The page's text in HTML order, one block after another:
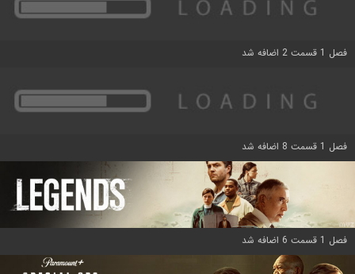
فصل 1 قسمت 2 اضافه شد
فصل 1 قسمت 8 اضافه شد
فصل 1 قسمت 6 اضافه شد